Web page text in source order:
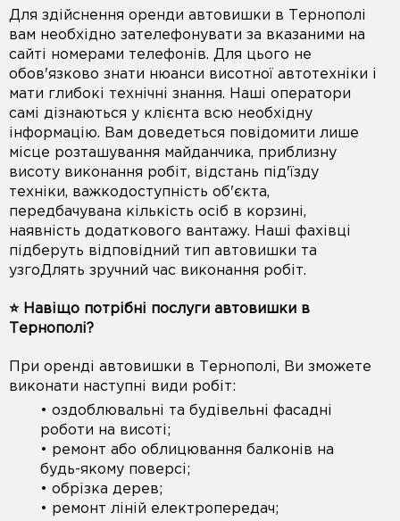
Для здійснення оренди автовишки в Тернополі
вам необхідно зателефонувати за вказаними на
сайті номерами телефонів. Для цього не
обов'язково знати нюанси висотної автотехніки і
мати глибокі технічні знання. Наші оператори
самі дізнаються у клієнта всю необхідну
інформацію. Вам доведеться повідомити лише
місце розташування майданчика, приблизну
висоту виконання робіт, відстань під'їзду
техніки, важкодоступність об'єкта,
передбачувана кількість осіб в корзині,
наявність додаткового вантажу. Наші фахівці
підберуть відповідний тип автовишки та
узгоДлять зручний час виконання робіт.
⭐️ Навіщо потрібні послуги автовишки в
Тернополі?
При оренді автовишки в Тернополі, Ви зможете
виконати наступні види робіт:
• оздоблювальні та будівельні фасадні
роботи на висоті;
• ремонт або облицювання балконів на
будь-якому поверсі;
• обрізка дерев;
• ремонт ліній електропередач;